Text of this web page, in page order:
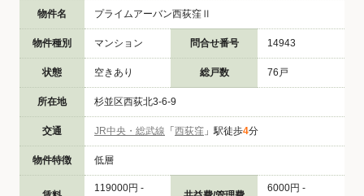
物件名 プライムアーバン西荻窪Ⅱ
物件種別 マンション 問合せ番号 14943
状態 空きあり 総戸数 76戸
所在地 杉並区西荻北3-6-9
交通 JR中央・総武線 「 西荻窪 」駅徒歩4分
物件特徴 低層
119000円 -
6000円 -